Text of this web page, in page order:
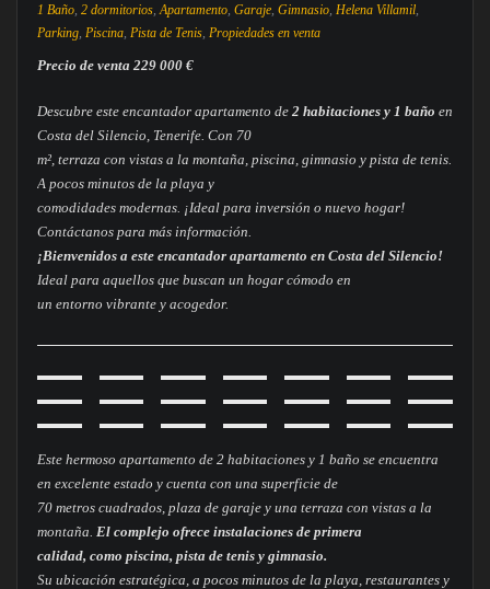
1 Baño, 2 dormitorios,Apartamento, Garaje, Gimnasio, Helena Villamil,
Parking, Piscina, Pista de Tenis, Propiedades en venta
Precio de venta 229 000 €
Descubre este encantador apartamento de2 habitaciones y 1 baño en
Costa del Silencio, Tenerife. Con 70
m², terraza con vistas a la montaña, piscina, gimnasio y pista de tenis.
A pocos minutos de la playa y
comodidades modernas. ¡Ideal para inversión o nuevo hogar!
Contáctanos para más información.
¡Bienvenidos a este encantador apartamento en Costa del Silencio!
Ideal para aquellos que buscan un hogar cómodo en
un entorno vibrante y acogedor.
Este hermoso apartamento de 2 habitaciones y 1 baño se encuentra
en excelente estado y cuenta con una superficie de
70 metros cuadrados, plaza de garaje y una terraza con vistas a la
montaña. El complejo ofrece instalaciones de primera
calidad, como piscina, pista de tenis y gimnasio.
Su ubicación estratégica, a pocos minutos de la playa, restaurantes y